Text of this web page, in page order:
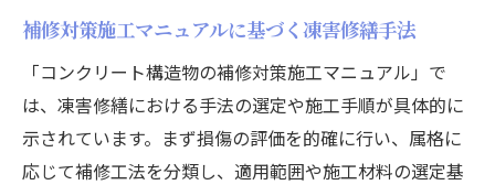
補修対策施工マニュアルに基づく凍害修繕手法
「コンクリート構造物の補修対策施工マニュアル」で
は、凍害修繕における手法の選定や施工手順が具体的に
示されています。まず損傷の評価を的確に行い、属格に
応じて補修工法を分類し、適用範囲や施工材料の選定基